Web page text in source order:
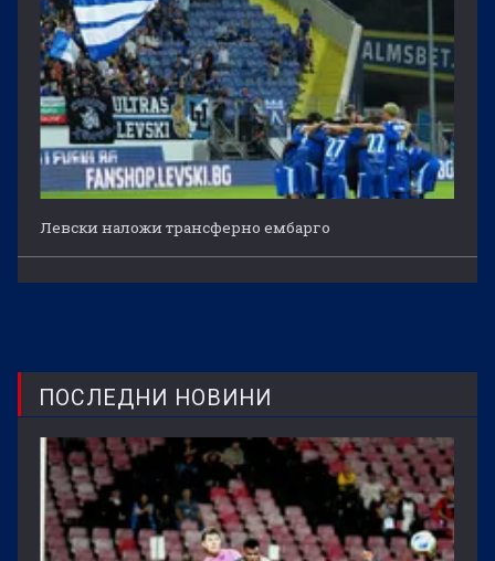
Левски наложи трансферно ембарго
ПОСЛЕДНИ НОВИНИ